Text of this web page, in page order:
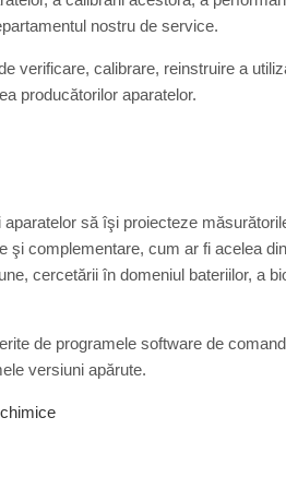
nostru de service.
verificare, calibrare, reinstruire a
producătorilor aparatelor.
să îşi proiecteze
şi complementare, cum ar fi acelea
cercetării în domeniul bateriilor, a
de programele software de
versiuni apărute.